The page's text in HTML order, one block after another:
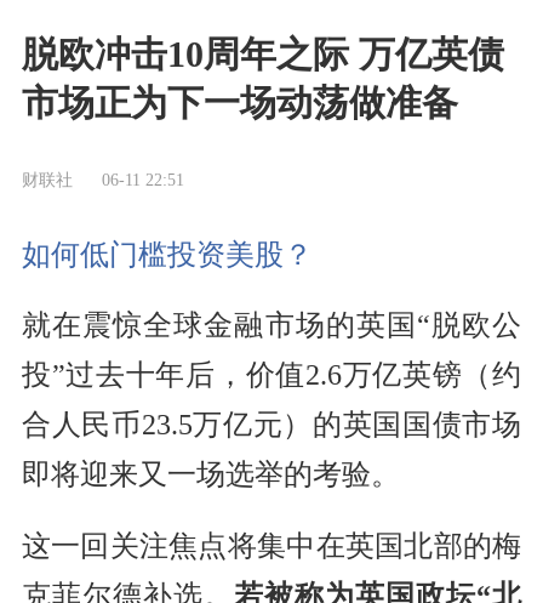
脱欧冲击10周年之际 万亿英债
市场正为下一场动荡做准备
财联社 06-11 22:51
如何低门槛投资美股？
就在震惊全球金融市场的英国“脱欧公
投”过去十年后，价值2.6万亿英镑（约
合人民币23.5万亿元）的英国国债市场
即将迎来又一场选举的考验。
这一回关注焦点将集中在英国北部的梅
克菲尔德补选。 若被称为英国政坛“北